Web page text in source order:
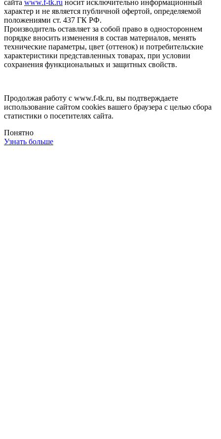
сайта www.f-tk.ru носит исключительно информационный
характер и не является публичной офертой, определяемой
положениями ст. 437 ГК РФ.
Производитель оставляет за собой право в одностороннем
порядке вносить изменения в состав материалов, менять
технические параметры, цвет (оттенок) и потребительские
характеристики представленных товарах, при условии
сохранения функциональных и защитных свойств.
Продолжая работу с www.f-tk.ru, вы подтверждаете
использование сайтом cookies вашего браузера с целью сбора
статистики о посетителях сайта.
Понятно
Узнать больше